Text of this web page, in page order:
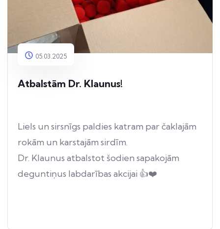
05.03.2025
Atbalstām Dr. Klaunus!
Liels un sirsnīgs paldies katram par čaklajām
rokām un karstajām sirdīm.
Dr. Klaunus atbalstot šodien sapakojām
deguntiņus labdarības akcijai 👍❤️